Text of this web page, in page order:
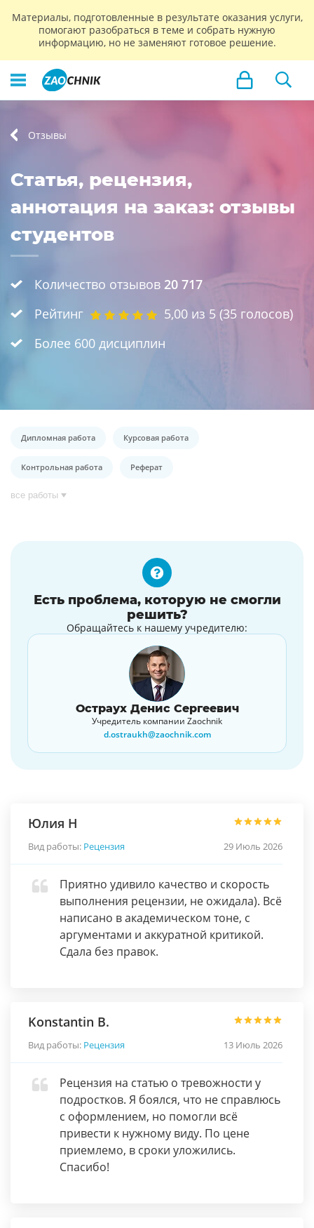
Материалы, подготовленные в результате оказания услуги,
помогают разобраться в теме и собрать нужную
информацию, но не заменяют готовое решение.
Отзывы
Статья, рецензия,
аннотация на заказ: отзывы
студентов
Количество отзывов 20 717
Рейтинг
5,00 из 5 (35 голосов)
Более 600 дисциплин
Дипломная работа Курсовая работа
Контрольная работа Реферат
все работы
Есть проблема, которую не смогли
решить?
Обращайтесь к нашему учредителю:
Остраух Денис Сергеевич
Учредитель компании Zaochnik
d.ostraukh@zaochnik.com
Юлия Н
Вид работы: Рецензия 29 Июль 2026
Приятно удивило качество и скорость
выполнения рецензии, не ожидала). Всё
написано в академическом тоне, с
аргументами и аккуратной критикой.
Сдала без правок.
Konstantin B.
Вид работы: Рецензия 13 Июль 2026
Рецензия на статью о тревожности у
подростков. Я боялся, что не справлюсь
с оформлением, но помогли всё
привести к нужному виду. По цене
приемлемо, в сроки уложились.
Спасибо!